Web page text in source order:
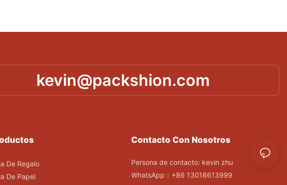
kevin@packshion.com
De Regalo
De Papel
Contacto Con Nosotros
Persona de contacto: kevin zhu
WhatsApp：+86 13018613999